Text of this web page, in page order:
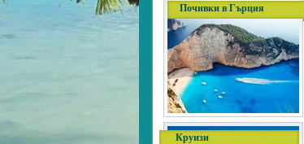
Почивки в Гърция
Круизи